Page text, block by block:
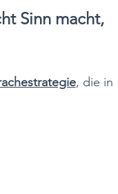
Sinn macht,
, die in